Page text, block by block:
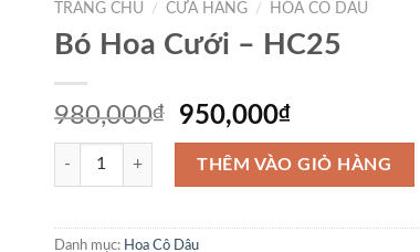
TRANG CHỦ / CỬA HÀNG / HOA CÔ DÂU
Bó Hoa Cưới – HC25
980,000₫
Giá
gốc
là:
980,000₫.
950,000₫Giá
hiện
tại
là:
Bó Hoa Cưới - HC25 số lượng
THÊM VÀO GIỎ HÀNG
Danh mục: Hoa Cô Dâu